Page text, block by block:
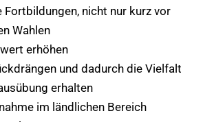
Fortbildungen, nicht nur kurz vor
Wahlen
erhöhen
und dadurch die Vielfalt
erhalten
im ländlichen Bereich